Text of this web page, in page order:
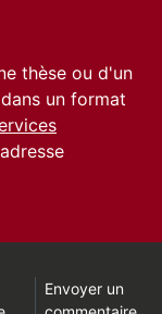
thèse ou d'un
un format
Envoyer un